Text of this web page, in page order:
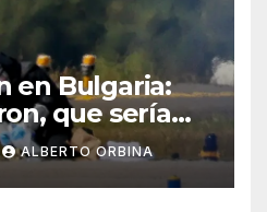
en Bulgaria:
que sería
de un
la frontera con
ALBERTO ORBINA